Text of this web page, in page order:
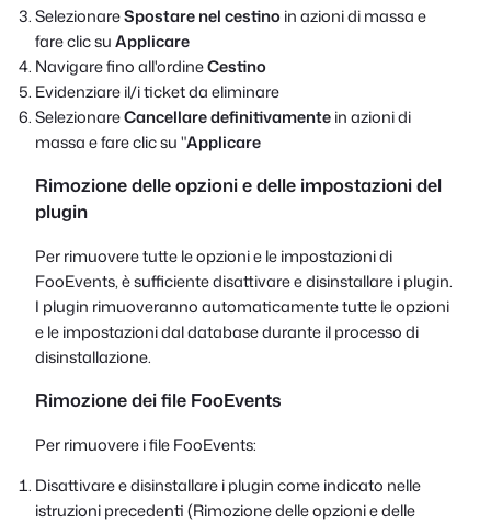
SelezionareSpostare nel cestinoin azioni di massa e
fare clic suApplicare
Navigare fino all'ordineCestino
Evidenziare il/i ticket da eliminare
SelezionareCancellare definitivamentein azioni di
massa e fare clic su "Applicare
Rimozione delle opzioni e delle impostazioni del
plugin
Per rimuovere tutte le opzioni e le impostazioni di
FooEvents, è sufficiente disattivare e disinstallare i plugin.
I plugin rimuoveranno automaticamente tutte le opzioni
e le impostazioni dal database durante il processo di
disinstallazione.
Rimozione dei file FooEvents
Per rimuovere i file FooEvents:
Disattivare e disinstallare i plugin come indicato nelle
istruzioni precedenti (Rimozione delle opzioni e delle